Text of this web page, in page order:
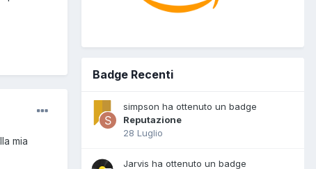
mia
Badge Recenti
simpson ha ottenuto un badge
Reputazione
28 Luglio
Jarvis ha ottenuto un badge